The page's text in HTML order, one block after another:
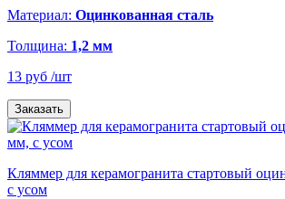
Материал: Оцинкованная сталь
Толщина: 1,2 мм
13 руб /шт
Заказать
Кляммер для керамогранита стартовый
с усом